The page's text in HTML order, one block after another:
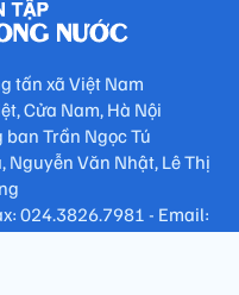
tấn xã Việt Nam
Cửa Nam, Hà Nội
Trần Ngọc Tú
Nguyễn Văn Nhật, Lê Thị
024.3826.7981 - Email: